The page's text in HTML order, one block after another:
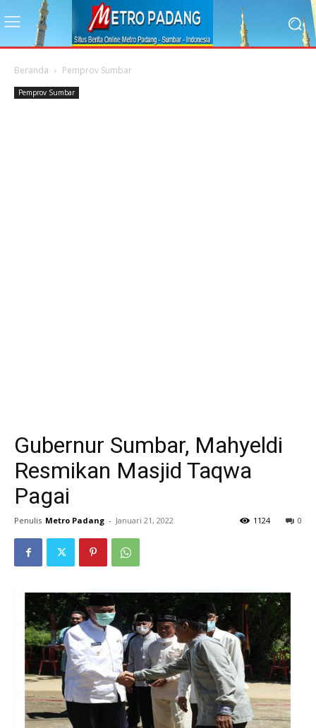
Beranda Pemprov Sumbar
Pemprov Sumbar
Gubernur Sumbar, Mahyeldi
Resmikan Masjid Taqwa
Pagai
Penulis Metro Padang - Januari 21, 2022 0
1124